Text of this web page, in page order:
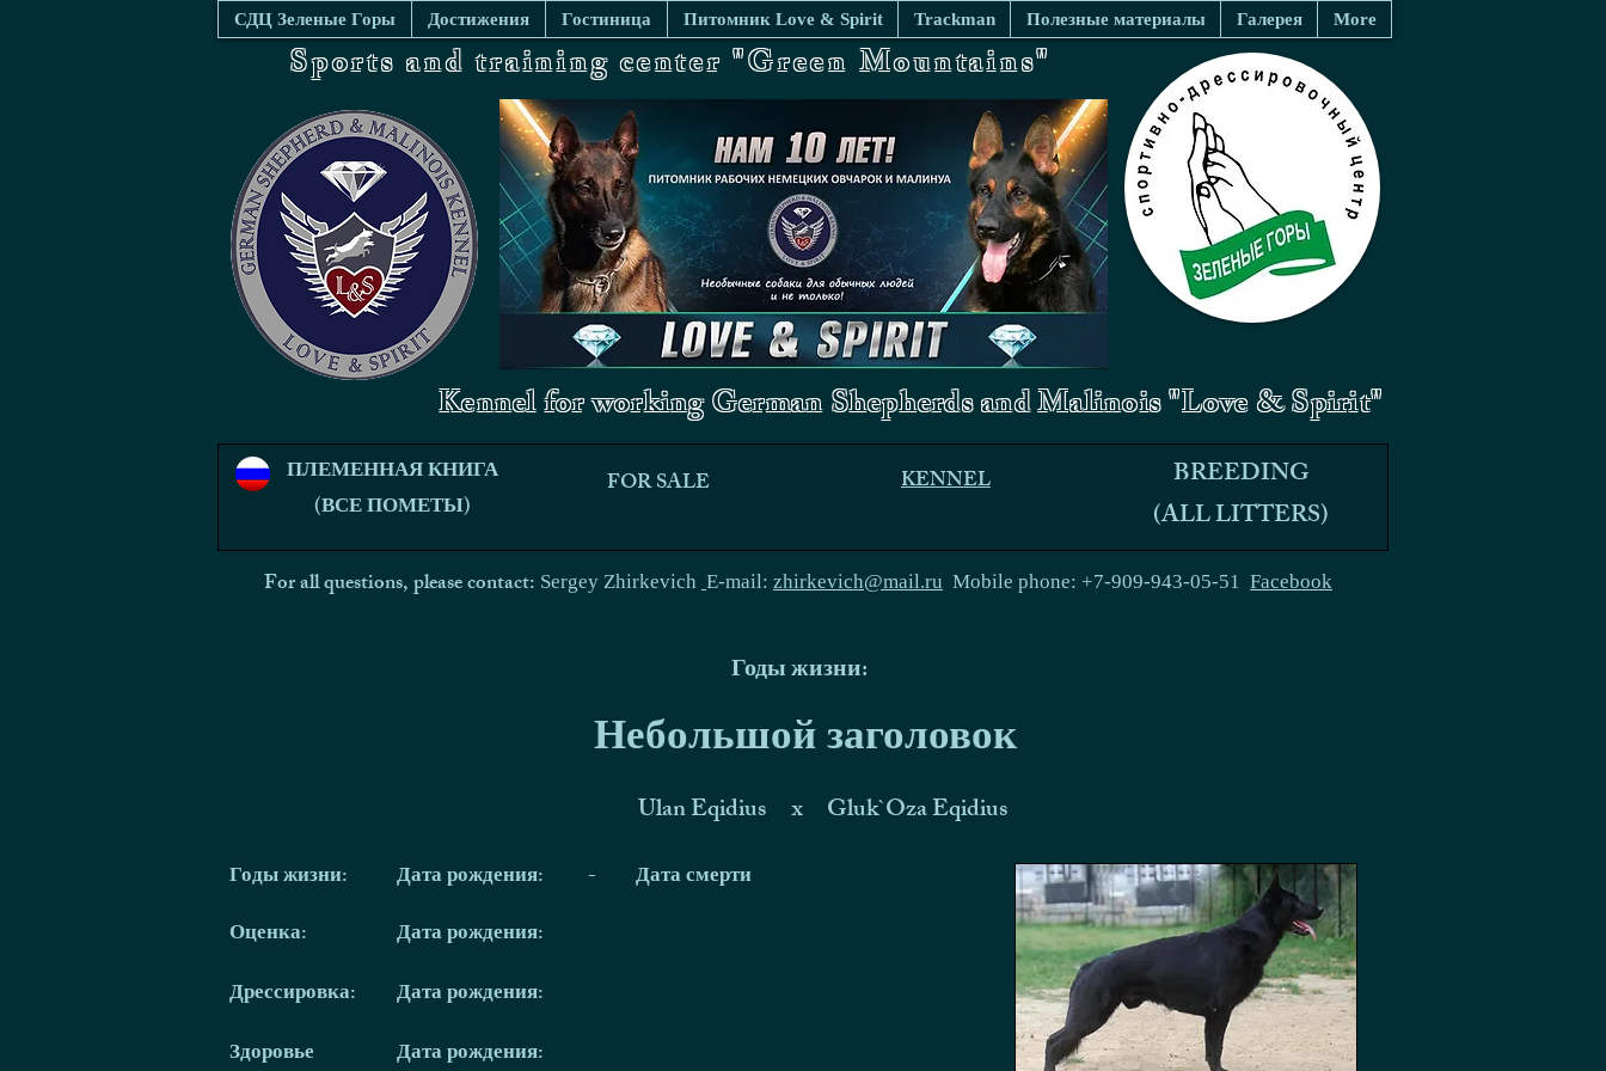
СДЦ Зеленые Горы Достижения Гостиница Питомник Love & Spirit Trackman Полезные материалы Галерея More
Sports and training center "Green Mountains"
Kennel for working German Shepherds and Malinois "Love & Spirit"
BREEDING
(ALL LITTERS)
ПЛЕМЕННАЯ КНИГА
(ВСЕ ПОМЕТЫ)
FOR SALE KENNEL
BREEDING
(ALL LITTERS)
For all questions, please contact: Sergey Zhirkevich E-mail: zhirkevich@mail.ru Mobile phone: +7-909-943-05-51 Facebook
Годы жизни:
Небольшой заголовок
Ulan Eqidius x Gluk`Oza Eqidius
Годы жизни:
Оценка:
Дрессировка:
Здоровье
Дата рождения: -
Дата смерти
Дата рождения:
Дата рождения:
Дата рождения: